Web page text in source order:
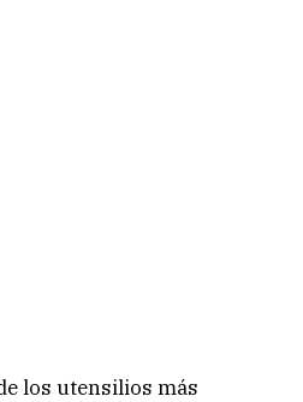
los utensilios más